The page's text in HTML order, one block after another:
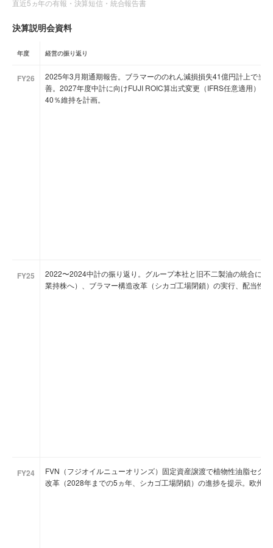
直近5ヵ年の有報・決算短信・統合報告書
決算説明会資料
年度 経営の振り返り
FY26
2025年3月期通期報告。ブラマーののれん減損損失41億円計上で当
善。2027年度中計に向けFUJI ROIC算出式変更（IFRS任意適用）
40％維持を計画。
FY25
2022〜2024中計の振り返り。グループ本社と旧不二製油の統合に
業持株へ）、ブラマー構造改革（シカゴ工場閉鎖）の実行、配当性
FY24
FVN（フジオイルニューオリンズ）固定資産譲渡で植物性油脂セグ
改革（2028年までの5ヵ年、シカゴ工場閉鎖）の進捗を提示。欧州